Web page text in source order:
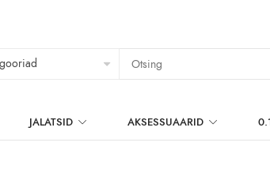
JALATSID AKSESSUAARID